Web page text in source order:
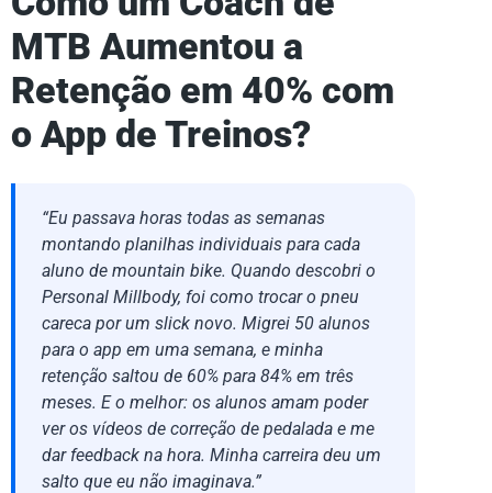
MTB Aumentou a
Retenção em 40% com
o App de Treinos?
“Eu passava horas todas as semanas
montando planilhas individuais para cada
aluno de mountain bike. Quando descobri o
Personal Millbody, foi como trocar o pneu
careca por um slick novo. Migrei 50 alunos
para o app em uma semana, e minha
retenção saltou de 60% para 84% em três
meses. E o melhor: os alunos amam poder
ver os vídeos de correção de pedalada e me
dar feedback na hora. Minha carreira deu um
salto que eu não imaginava.”